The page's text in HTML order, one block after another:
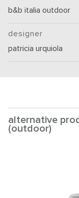
b&b italia outdoor
designer
patricia urquiola
alternative
(outdoor)